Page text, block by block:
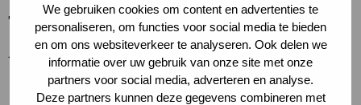
We gebruiken cookies om content en advertenties te
personaliseren, om functies voor social media te bieden
en om ons websiteverkeer te analyseren. Ook delen we
informatie over uw gebruik van onze site met onze
partners voor social media, adverteren en analyse.
Deze partners kunnen deze gegevens combineren met
Toelichting op criteria
–
Definities.